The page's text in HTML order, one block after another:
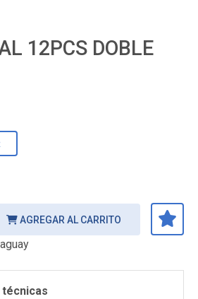
12PCS DOBLE
AGREGAR AL CARRITO
técnicas